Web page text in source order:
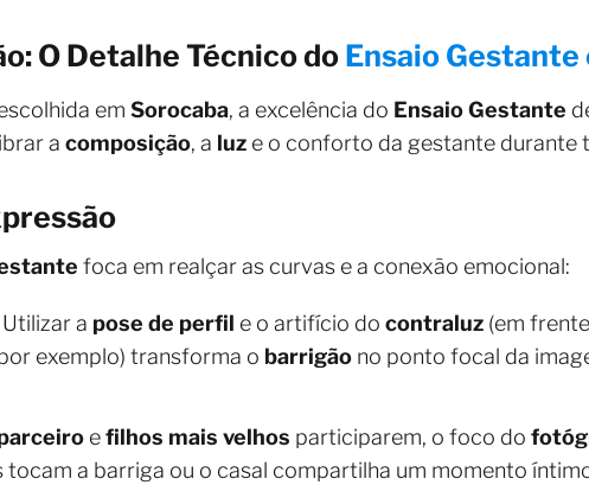
O Detalhe Técnico do Ensaio Gestante
em Sorocaba, a excelência do Ensaio Gestante
a composição, a luz e o conforto da gestante durante
foca em realçar as curvas e a conexão emocional:
Utilizar a pose de perfil e o artifício do contraluz (em
exemplo) transforma o barrigão no ponto focal da
efilhos mais velhos participarem, o foco do
tocam a barriga ou o casal compartilha um momento